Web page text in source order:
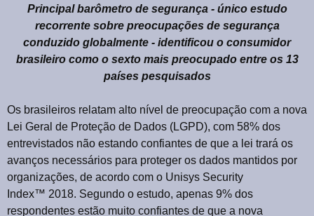
Principal barômetro de segurança - único estudo
recorrente sobre preocupações de segurança
conduzido globalmente - identificou o consumidor
brasileiro como o sexto mais preocupado entre os 13
países pesquisados
Os brasileiros relatam alto nível de preocupação com a nova
Lei Geral de Proteção de Dados (LGPD), com 58% dos
entrevistados não estando confiantes de que a lei trará os
avanços necessários para proteger os dados mantidos por
organizações, de acordo com o Unisys Security
Index™ 2018. Segundo o estudo, apenas 9% dos
respondentes estão muito confiantes de que a nova